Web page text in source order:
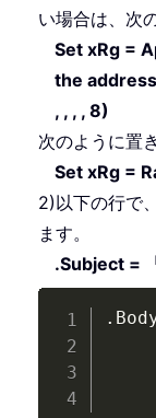
い場合は、次
Set xRg =
the
, , , , 8)
次のように置
Set xRg =
2)以下の行で
ます。
.Subject =
.